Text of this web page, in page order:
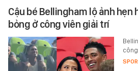
Cậu bé Bellingham lộ ảnh hẹn
bỏng ở công viên giải trí